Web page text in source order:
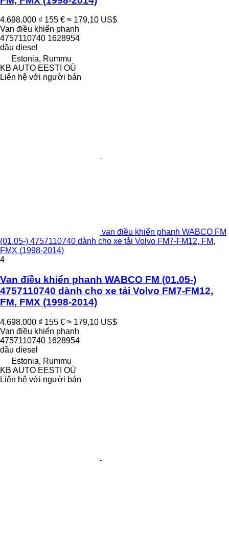
4.698.000 ₫ 155 € ≈ 179,10 US$
Van điều khiển phanh
4757110740 1628954
dầu diesel
Estonia, Rummu
KB AUTO EESTI OÜ
Liên hệ với người bán
van điều khiển phanh WABCO FM
(01.05-) 4757110740 dành cho xe tải Volvo FM7-FM12, FM,
FMX (1998-2014)
4
Van điều khiển phanh WABCO FM (01.05-)
4757110740 dành cho xe tải Volvo FM7-FM12,
FM, FMX (1998-2014)
4.698.000 ₫ 155 € ≈ 179,10 US$
Van điều khiển phanh
4757110740 1628954
dầu diesel
Estonia, Rummu
KB AUTO EESTI OÜ
Liên hệ với người bán